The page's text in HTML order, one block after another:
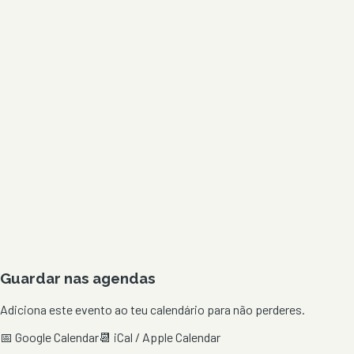
Guardar nas agendas
Adiciona este evento ao teu calendário para não perderes.
📅 Google Calendar📆 iCal / Apple Calendar